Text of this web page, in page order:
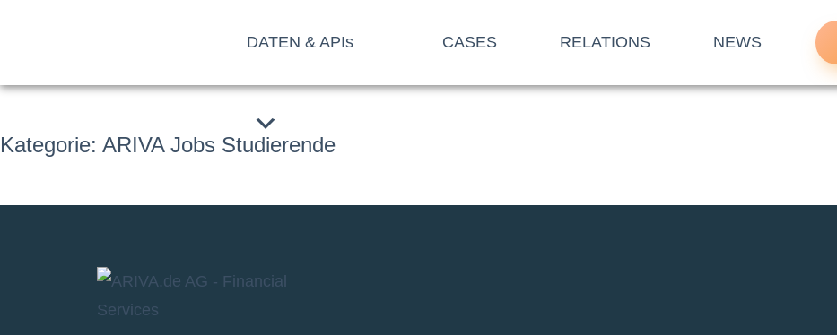
springen
DATEN & APIs CASES RELATIONS NEWS
Kategorie: ARIVA Jobs Studierende